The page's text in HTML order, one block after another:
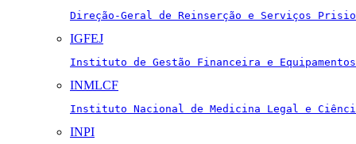
Direção-Geral de Reinserção e Serviços
IGFEJ
Instituto de Gestão Financeira e
INMLCF
Instituto Nacional de Medicina Legal e
INPI